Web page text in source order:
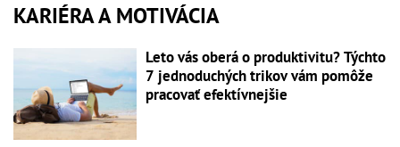
KARIÉRA A MOTIVÁCIA
Leto vás oberá o produktivitu? Týchto
7 jednoduchých trikov vám pomôže
pracovať efektívnejšie